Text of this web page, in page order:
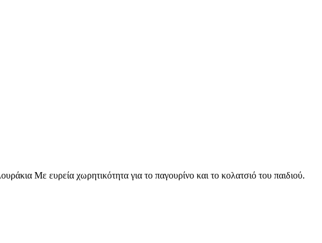
Με ευρεία χωρητικότητα για το παγουρίνο και το κολατσιό του παιδιού.